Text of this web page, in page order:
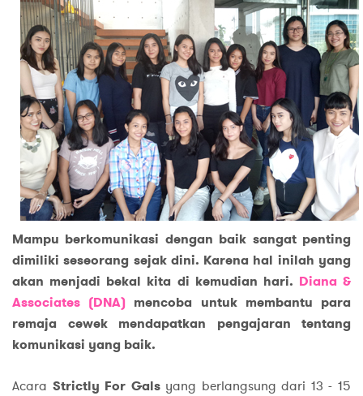
Mampu berkomunikasi dengan baik sangat penting
dimiliki seseorang sejak dini. Karena hal inilah yang
akan menjadi bekal kita di kemudian hari. Diana &
Associates (DNA) mencoba untuk membantu para
remaja cewek mendapatkan pengajaran tentang
komunikasi yang baik.
Acara Strictly For Galsyang berlangsung dari 13 - 15